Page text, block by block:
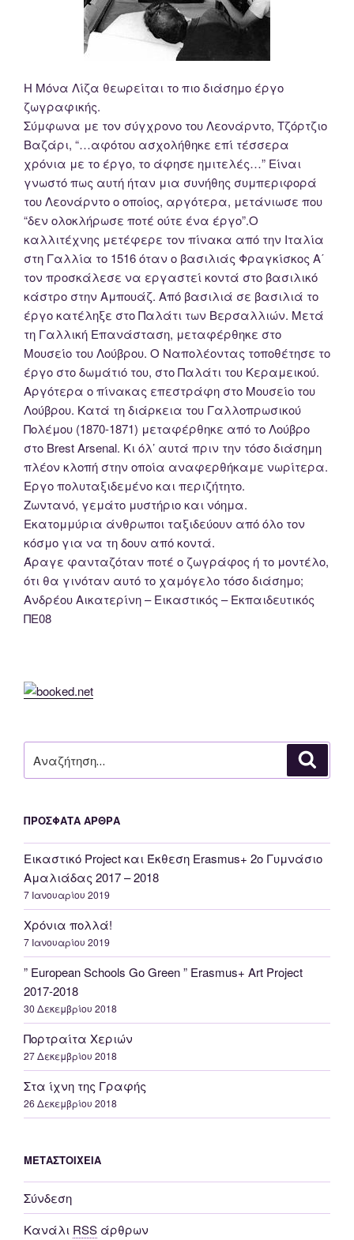
Η Μόνα Λίζα θεωρείται το πιο διάσημο έργο
ζωγραφικής.
Σύμφωνα με τον σύγχρονο του Λεονάρντο, Τζόρτζιο
Βαζάρι, “…αφότου ασχολήθηκε επί τέσσερα
χρόνια με το έργο, το άφησε ημιτελές…” Είναι
γνωστό πως αυτή ήταν μια συνήθης συμπεριφορά
του Λεονάρντο ο οποίος, αργότερα, μετάνιωσε που
“δεν ολοκλήρωσε ποτέ ούτε ένα έργο”.Ο
καλλιτέχνης μετέφερε τον πίνακα από την Ιταλία
στη Γαλλία το 1516 όταν ο βασιλιάς Φραγκίσκος Α΄
τον προσκάλεσε να εργαστεί κοντά στο βασιλικό
κάστρο στην Αμπουάζ. Από βασιλιά σε βασιλιά το
έργο κατέληξε στο Παλάτι των Βερσαλλιών. Μετά
τη Γαλλική Επανάσταση, μεταφέρθηκε στο
Μουσείο του Λούβρου. Ο Ναπολέοντας τοποθέτησε το
έργο στο δωμάτιό του, στο Παλάτι του Κεραμεικού.
Αργότερα ο πίνακας επεστράφη στο Μουσείο του
Λούβρου. Κατά τη διάρκεια του Γαλλοπρωσικού
Πολέμου (1870-1871) μεταφέρθηκε από το Λούβρο
στο Brest Arsenal. Κι όλ’ αυτά πριν την τόσο διάσημη
πλέον κλοπή στην οποία αναφερθήκαμε νωρίτερα.
Εργο πολυταξιδεμένο και περιζήτητο.
Ζωντανό, γεμάτο μυστήριο και νόημα.
Εκατομμύρια άνθρωποι ταξιδεύουν από όλο τον
κόσμο για να τη δουν από κοντά.
Άραγε φανταζόταν ποτέ ο ζωγράφος ή το μοντέλο,
ότι θα γινόταν αυτό το χαμόγελο τόσο διάσημο;
Ανδρέου Αικατερίνη – Εικαστικός – Εκπαιδευτικός
ΠΕ08
για:
ΠΡΌΣΦΑΤΑ ΆΡΘΡΑ
Εικαστικό Project και Έκθεση Erasmus+ 2o Γυμνάσιο
Αμαλιάδας 2017 – 2018
7 Ιανουαρίου 2019
Χρόνια πολλά!
7 Ιανουαρίου 2019
” European Schools Go Green ” Erasmus+ Αrt Project
2017-2018
30 Δεκεμβρίου 2018
Πορτραίτα Χεριών
27 Δεκεμβρίου 2018
Στα ίχνη της Γραφής
26 Δεκεμβρίου 2018
ΜΕΤΑΣΤΟΙΧΕΊΑ
Σύνδεση
Κανάλι RSS άρθρων